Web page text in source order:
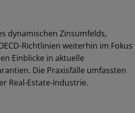
dynamischen Zinsumfelds,
Richtlinien weiterhin im Fokus
Einblicke in aktuelle
Die Praxisfälle umfassten
Real-Estate-Industrie.